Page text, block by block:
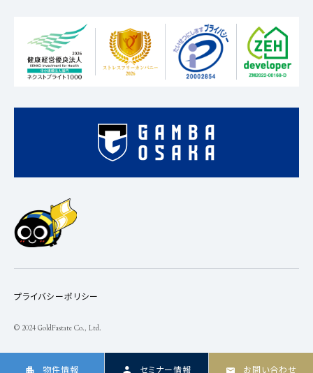
物件情報 セミナー情報 お問い合わせ
プライバシーポリシー
© 2024 GoldFastate Co., Ltd.